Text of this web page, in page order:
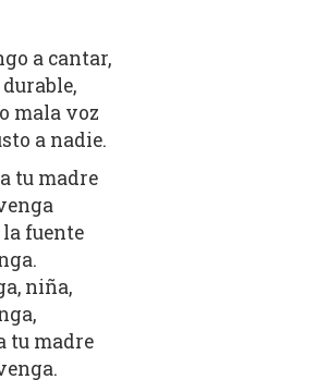
a cantar,
mala voz
a nadie.
tu madre
la fuente
niña,
tu madre